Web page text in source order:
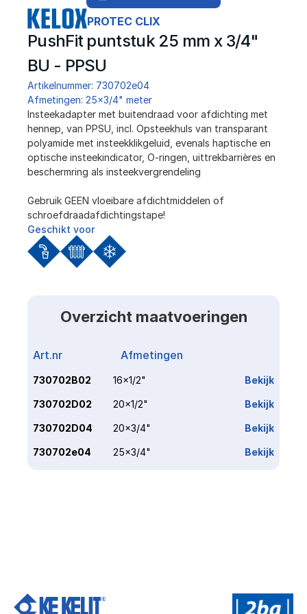
PROTEC CLIX
PushFit puntstuk 25 mm x 3/4"
BU - PPSU
Artikelnummer: 730702e04
Afmetingen: 25x3/4" meter
Insteekadapter met buitendraad voor afdichting met
hennep, van PPSU, incl. Opsteekhuls van transparant
polyamide met insteekklikgeluid, evenals haptische en
optische insteekindicator, O-ringen, uittrekbarrières en
beschermring als insteekvergrendeling
Gebruik GEEN vloeibare afdichtmiddelen of
schroefdraadafdichtingstape!
Geschikt voor
Overzicht maatvoeringen
Art.nr Afmetingen
730702B02 16x1/2" Bekijk
730702D02 20x1/2" Bekijk
730702D04 20x3/4" Bekijk
730702e04 25x3/4" Bekijk